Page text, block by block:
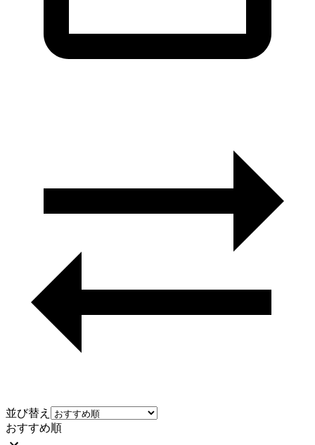
並び替え
おすすめ順